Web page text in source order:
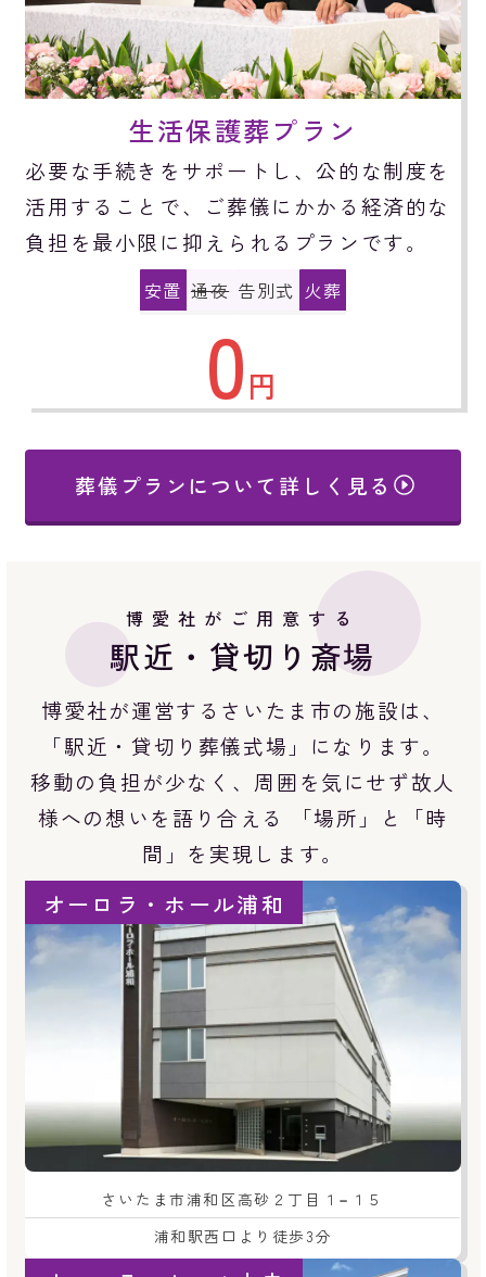
生活保護葬プラン
必要な手続きをサポートし、公的な制度を
活用することで、ご葬儀にかかる経済的な
負担を最小限に抑えられるプランです。
安置 通夜 告別式 火葬
0円
葬儀プランについて詳しく見る
博愛社がご用意する
駅近・貸切り斎場
博愛社が運営するさいたま市の施設は、
「駅近・貸切り葬儀式場」になります。
移動の負担が少なく、周囲を気にせず故人
様への想いを語り合える 「場所」と「時
間」を実現します。
オーロラ・ホール浦和
さいたま市浦和区高砂２丁目１−１５
浦和駅西口より徒歩3分